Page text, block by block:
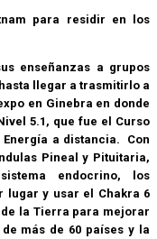
para residir en los
enseñanzas a grupos
llegar a trasmitirlo a
en Ginebra en donde
5.1, que fue el Curso
a distancia. Con
Pineal y Pituitaria,
endocrino, los
lugar y usar el Chakra 6
la Tierra para mejorar
más de 60 países y la